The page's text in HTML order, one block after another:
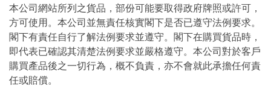
本公司網站所列之貨品，部份可能要取得政府牌照或許可，
方可使用。本公司並無責任核實閣下是否已遵守法例要求。
閣下有責任自行了解法例要求並遵守。閣下在購買貨品時，
即代表已確認其清楚法例要求並嚴格遵守。本公司對於客戶
購買產品後之一切行為，概不負責，亦不會就此承擔任何責
任或賠償。